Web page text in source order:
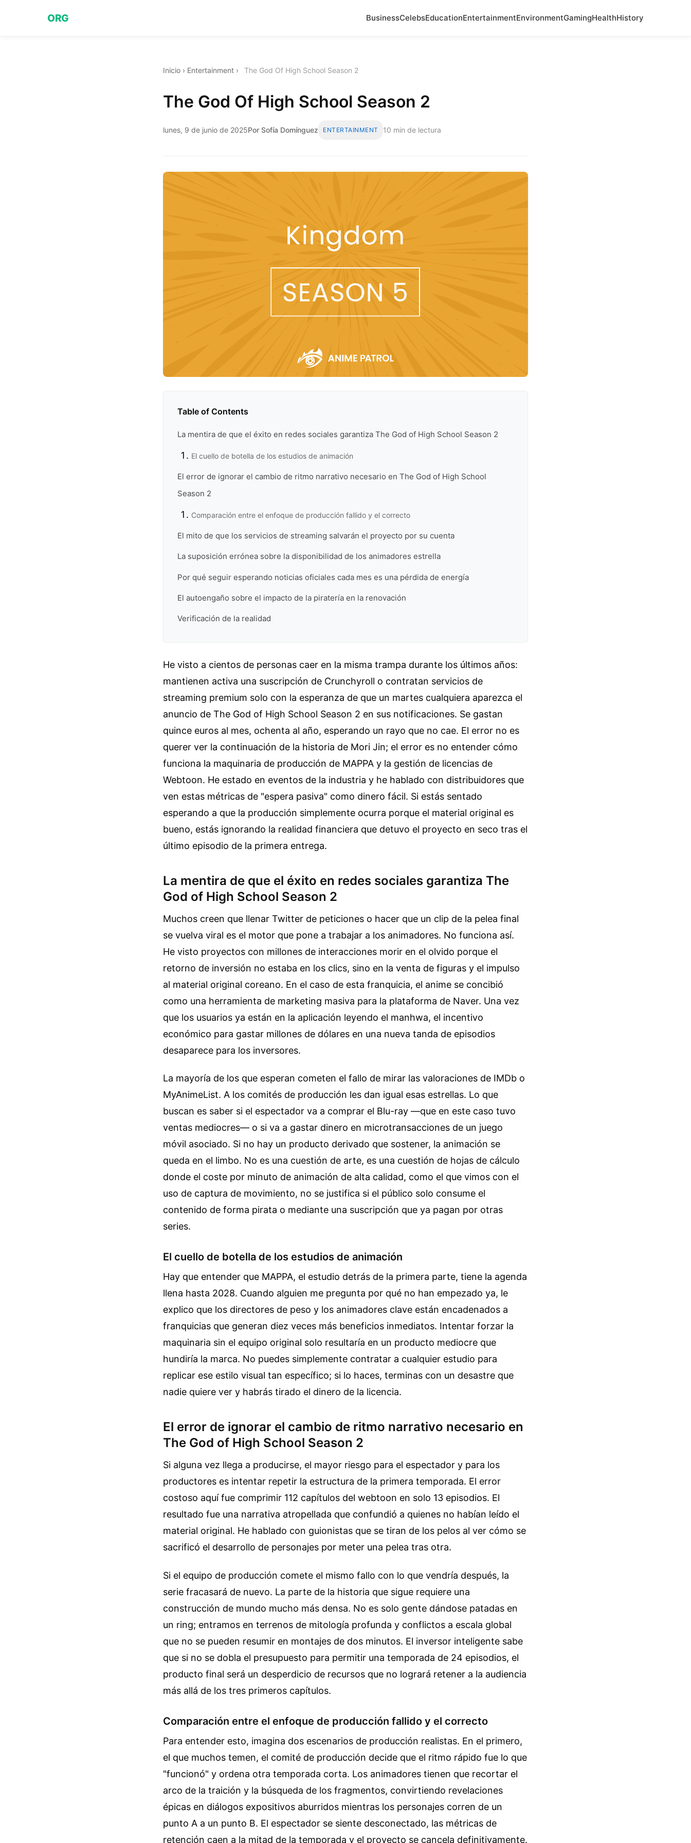
ORG BusinessCelebsEducationEntertainmentEnvironmentGamingHealthHistory
Inicio › Entertainment › The God Of High School Season 2
The God Of High School Season 2
lunes, 9 de junio de 2025Por Sofía Domínguez ENTERTAINMENT 10 min de lectura
Table of Contents
La mentira de que el éxito en redes sociales garantiza The God of High School Season 2
El cuello de botella de los estudios de animación
El error de ignorar el cambio de ritmo narrativo necesario en The God of High School
Season 2
Comparación entre el enfoque de producción fallido y el correcto
El mito de que los servicios de streaming salvarán el proyecto por su cuenta
La suposición errónea sobre la disponibilidad de los animadores estrella
Por qué seguir esperando noticias oficiales cada mes es una pérdida de energía
El autoengaño sobre el impacto de la piratería en la renovación
Verificación de la realidad
He visto a cientos de personas caer en la misma trampa durante los últimos años:
mantienen activa una suscripción de Crunchyroll o contratan servicios de
streaming premium solo con la esperanza de que un martes cualquiera aparezca el
anuncio de The God of High School Season 2 en sus notificaciones. Se gastan
quince euros al mes, ochenta al año, esperando un rayo que no cae. El error no es
querer ver la continuación de la historia de Mori Jin; el error es no entender cómo
funciona la maquinaria de producción de MAPPA y la gestión de licencias de
Webtoon. He estado en eventos de la industria y he hablado con distribuidores que
ven estas métricas de "espera pasiva" como dinero fácil. Si estás sentado
esperando a que la producción simplemente ocurra porque el material original es
bueno, estás ignorando la realidad financiera que detuvo el proyecto en seco tras el
último episodio de la primera entrega.
La mentira de que el éxito en redes sociales garantiza The
God of High School Season 2
Muchos creen que llenar Twitter de peticiones o hacer que un clip de la pelea final
se vuelva viral es el motor que pone a trabajar a los animadores. No funciona así.
He visto proyectos con millones de interacciones morir en el olvido porque el
retorno de inversión no estaba en los clics, sino en la venta de figuras y el impulso
al material original coreano. En el caso de esta franquicia, el anime se concibió
como una herramienta de marketing masiva para la plataforma de Naver. Una vez
que los usuarios ya están en la aplicación leyendo el manhwa, el incentivo
económico para gastar millones de dólares en una nueva tanda de episodios
desaparece para los inversores.
La mayoría de los que esperan cometen el fallo de mirar las valoraciones de IMDb o
MyAnimeList. A los comités de producción les dan igual esas estrellas. Lo que
buscan es saber si el espectador va a comprar el Blu-ray —que en este caso tuvo
ventas mediocres— o si va a gastar dinero en microtransacciones de un juego
móvil asociado. Si no hay un producto derivado que sostener, la animación se
queda en el limbo. No es una cuestión de arte, es una cuestión de hojas de cálculo
donde el coste por minuto de animación de alta calidad, como el que vimos con el
uso de captura de movimiento, no se justifica si el público solo consume el
contenido de forma pirata o mediante una suscripción que ya pagan por otras
series.
El cuello de botella de los estudios de animación
Hay que entender que MAPPA, el estudio detrás de la primera parte, tiene la agenda
llena hasta 2028. Cuando alguien me pregunta por qué no han empezado ya, le
explico que los directores de peso y los animadores clave están encadenados a
franquicias que generan diez veces más beneficios inmediatos. Intentar forzar la
maquinaria sin el equipo original solo resultaría en un producto mediocre que
hundiría la marca. No puedes simplemente contratar a cualquier estudio para
replicar ese estilo visual tan específico; si lo haces, terminas con un desastre que
nadie quiere ver y habrás tirado el dinero de la licencia.
El error de ignorar el cambio de ritmo narrativo necesario en
The God of High School Season 2
Si alguna vez llega a producirse, el mayor riesgo para el espectador y para los
productores es intentar repetir la estructura de la primera temporada. El error
costoso aquí fue comprimir 112 capítulos del webtoon en solo 13 episodios. El
resultado fue una narrativa atropellada que confundió a quienes no habían leído el
material original. He hablado con guionistas que se tiran de los pelos al ver cómo se
sacrificó el desarrollo de personajes por meter una pelea tras otra.
Si el equipo de producción comete el mismo fallo con lo que vendría después, la
serie fracasará de nuevo. La parte de la historia que sigue requiere una
construcción de mundo mucho más densa. No es solo gente dándose patadas en
un ring; entramos en terrenos de mitología profunda y conflictos a escala global
que no se pueden resumir en montajes de dos minutos. El inversor inteligente sabe
que si no se dobla el presupuesto para permitir una temporada de 24 episodios, el
producto final será un desperdicio de recursos que no logrará retener a la audiencia
más allá de los tres primeros capítulos.
Comparación entre el enfoque de producción fallido y el correcto
Para entender esto, imagina dos escenarios de producción realistas. En el primero,
el que muchos temen, el comité de producción decide que el ritmo rápido fue lo que
"funcionó" y ordena otra temporada corta. Los animadores tienen que recortar el
arco de la traición y la búsqueda de los fragmentos, convirtiendo revelaciones
épicas en diálogos expositivos aburridos mientras los personajes corren de un
punto A a un punto B. El espectador se siente desconectado, las métricas de
retención caen a la mitad de la temporada y el proyecto se cancela definitivamente.